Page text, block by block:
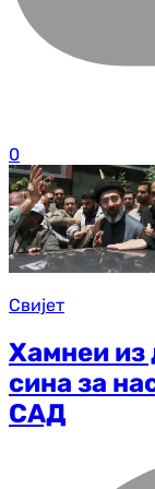
0
Свијет
Хамнеи из
сина за
САД